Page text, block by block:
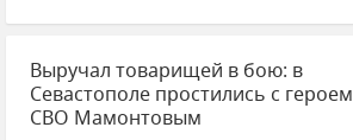
Новый Херсонес Владимирский собор
Эксклюзивы РИА Новости Крым
Выручал товарищей в бою: в
Севастополе простились с героем
СВО Мамонтовым